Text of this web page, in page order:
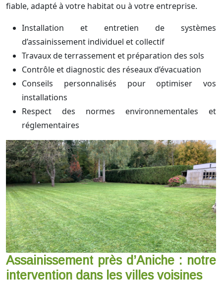
fiable, adapté à votre habitat ou à votre entreprise.
Installation et entretien de systèmes
d’assainissement individuel et collectif
Travaux de terrassement et préparation des sols
Contrôle et diagnostic des réseaux d’évacuation
Conseils personnalisés pour optimiser vos
installations
Respect des normes environnementales et
réglementaires
Assainissement près d’Aniche : notre
intervention dans les villes voisines